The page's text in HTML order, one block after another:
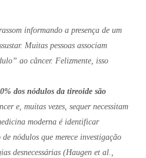
informando a presença de um
Muitas pessoas associam
ao câncer. Felizmente, isso
dos nódulos da tireoide são
e, muitas vezes, sequer necessitam
moderna é identificar
nódulos que merece investigação
desnecessárias (Haugen et al.,